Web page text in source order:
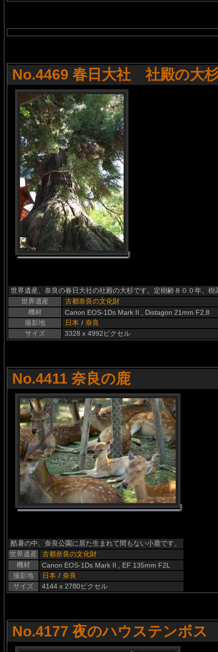
No.4469 春日大社 社殿の大
世界遺産、奈良の春日大社の社殿の大杉です。定樹齢８００年、
世界遺産
古都奈良の文化財
機材
Canon EOS-1Ds Mark II , Distagon 21mm F2,8
撮影地
日本 / 奈良
サイズ
3328 x 4992ピクセル
No.4411 奈良の鹿
酷暑の中、奈良公園に居た生まれて間もない小鹿です。
世界遺産
古都奈良の文化財
機材
Canon EOS-1Ds Mark II , EF 135mm F2L
撮影地
日本 / 奈良
サイズ
4144 x 2780ピクセル
No.4177 夜のハウステンボス